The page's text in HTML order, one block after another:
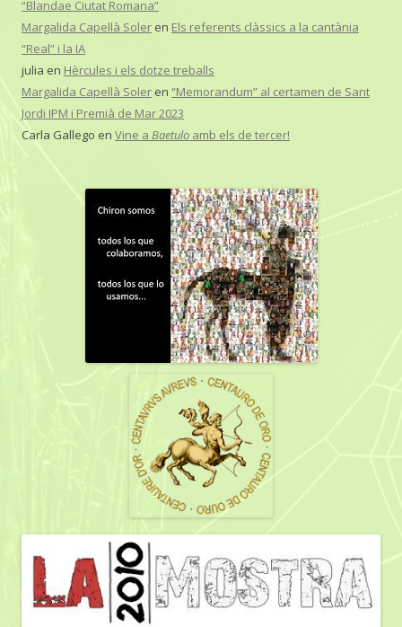
“Blandae Ciutat Romana”
Margalida Capellà Soler en Els referents clàssics a la cantània
“Real” i la IA
julia en Hèrcules i els dotze treballs
Margalida Capellà Soler en “Memorandum” al certamen de Sant
Jordi IPM i Premià de Mar 2023
Carla Gallego en Vine a Baetulo amb els de tercer!